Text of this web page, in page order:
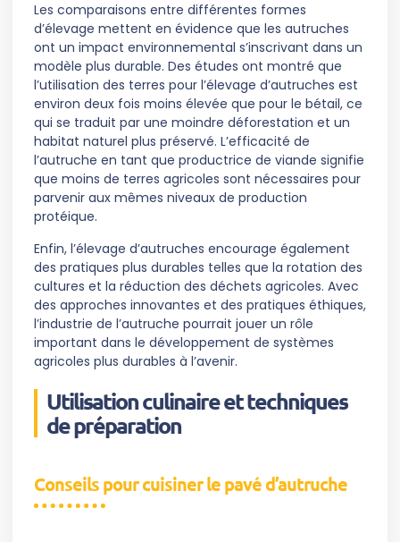
Les comparaisons entre différentes formes
d’élevage mettent en évidence que les autruches
ont un impact environnemental s’inscrivant dans un
modèle plus durable. Des études ont montré que
l’utilisation des terres pour l’élevage d’autruches est
environ deux fois moins élevée que pour le bétail, ce
qui se traduit par une moindre déforestation et un
habitat naturel plus préservé. L’efficacité de
l’autruche en tant que productrice de viande signifie
que moins de terres agricoles sont nécessaires pour
parvenir aux mêmes niveaux de production
protéique.
Enfin, l’élevage d’autruches encourage également
des pratiques plus durables telles que la rotation des
cultures et la réduction des déchets agricoles. Avec
des approches innovantes et des pratiques éthiques,
l’industrie de l’autruche pourrait jouer un rôle
important dans le développement de systèmes
agricoles plus durables à l’avenir.
Utilisation culinaire et techniques
de préparation
Conseils pour cuisiner le pavé d’autruche